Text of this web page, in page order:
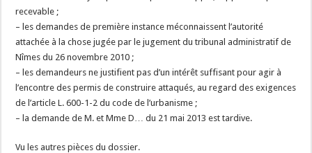
recevable ;
– les demandes de première instance méconnaissent l’autorité
attachée à la chose jugée par le jugement du tribunal administratif de
Nîmes du 26 novembre 2010 ;
– les demandeurs ne justifient pas d’un intérêt suffisant pour agir à
l’encontre des permis de construire attaqués, au regard des exigences
de l’article L. 600-1-2 du code de l’urbanisme ;
– la demande de M. et Mme D… du 21 mai 2013 est tardive.
Vu les autres pièces du dossier.